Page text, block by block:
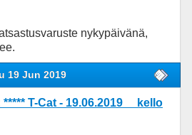
nykypäivänä,
19 Jun 2019
***** T-Cat - 19.06.2019 kello